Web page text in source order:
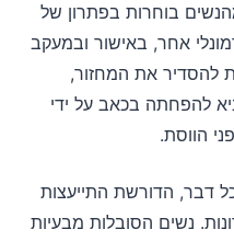
בוחרות בפתרון של
אחר, באישור ובמעקב
להסדיר את המחזור,
להפחתה בכאב על ידי
הווסת.
דבר, הדורשת התייעצות
נשים הסובלות מבעיות